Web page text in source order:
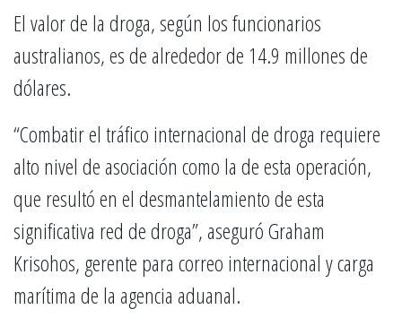
El valor de la droga, según los funcionarios
australianos, es de alrededor de 14.9 millones de
dólares.
“Combatir el tráfico internacional de droga requiere
alto nivel de asociación como la de esta operación,
que resultó en el desmantelamiento de esta
significativa red de droga”, aseguró Graham
Krisohos, gerente para correo internacional y carga
marítima de la agencia aduanal.